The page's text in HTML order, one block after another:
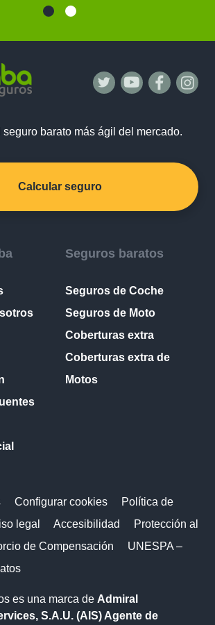
barato más ágil del mercado.
Calcular seguro
Seguros baratos
Seguros de Coche
Seguros de Moto
Coberturas extra
Coberturas extra de
Motos
Configurar cookies
Política de
legal Accesibilidad
Protección al
de Compensación
UNESPA –
es una marca de Admiral
S.A.U. (AIS) Agente de